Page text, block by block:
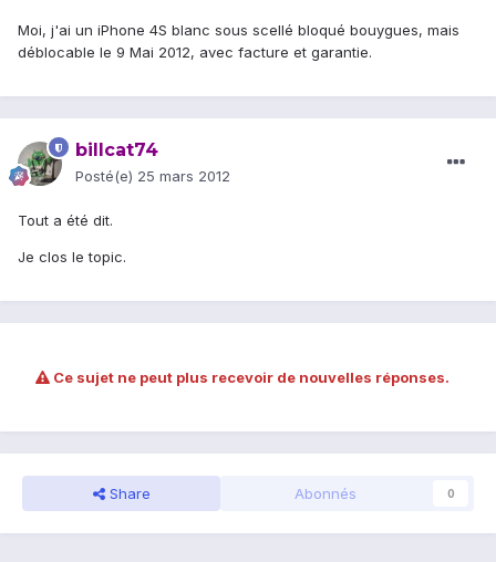
Moi, j'ai un iPhone 4S blanc sous scellé bloqué bouygues, mais
déblocable le 9 Mai 2012, avec facture et garantie.
billcat74
Posté(e) 25 mars 2012
Tout a été dit.
Je clos le topic.
Ce sujet ne peut plus recevoir de nouvelles réponses.
Share Abonnés 0